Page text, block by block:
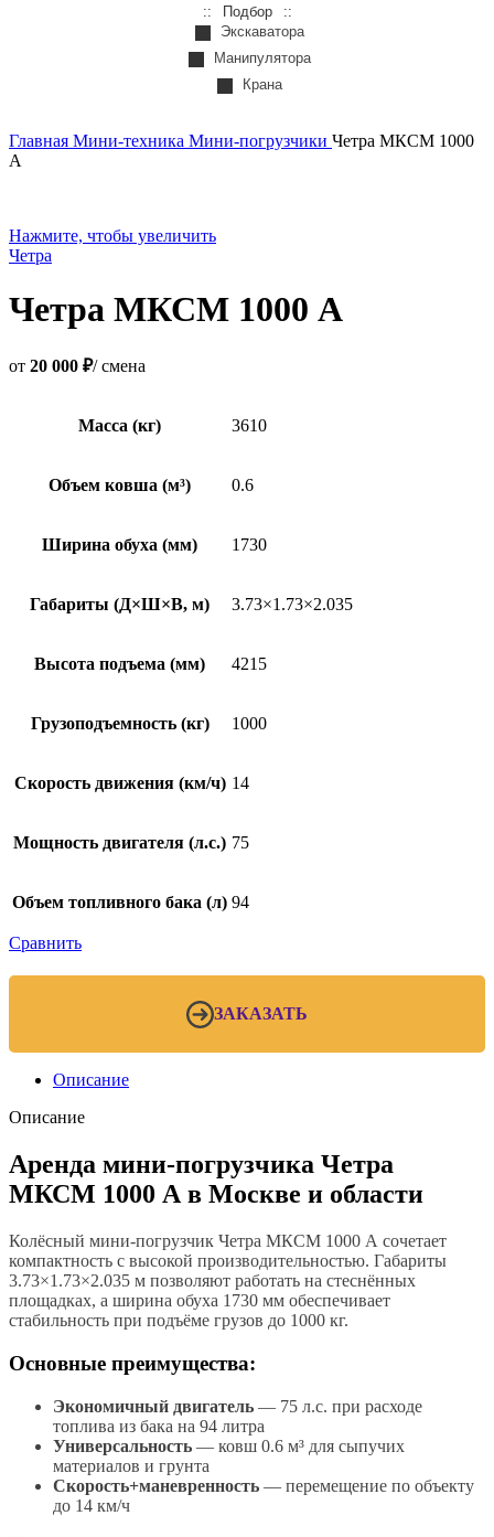
Подбор
Экскаватора
Манипулятора
Крана
Главная Мини-техника Мини-погрузчики Четра МКСМ 1000
А
Нажмите, чтобы увеличить
Четра
Четра МКСМ 1000 А
от 20 000 ₽/ смена
Масса (кг) 3610
Объем ковша (м³) 0.6
Ширина обуха (мм) 1730
Габариты (Д×Ш×В, м) 3.73×1.73×2.035
Высота подъема (мм) 4215
Грузоподъемность (кг) 1000
Скорость движения (км/ч) 14
Мощность двигателя (л.с.) 75
Объем топливного бака (л) 94
Сравнить
ЗАКАЗАТЬ
Описание
Описание
Аренда мини-погрузчика Четра
МКСМ 1000 А в Москве и области
Колёсный мини-погрузчик Четра МКСМ 1000 А сочетает
компактность с высокой производительностью. Габариты
3.73×1.73×2.035 м позволяют работать на стеснённых
площадках, а ширина обуха 1730 мм обеспечивает
стабильность при подъёме грузов до 1000 кг.
Основные преимущества:
Экономичный двигатель — 75 л.с. при расходе
топлива из бака на 94 литра
Универсальность — ковш 0.6 м³ для сыпучих
материалов и грунта
Скорость+маневренность — перемещение по объекту
до 14 км/ч